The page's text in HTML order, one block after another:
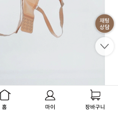
홈 마이 장바구니